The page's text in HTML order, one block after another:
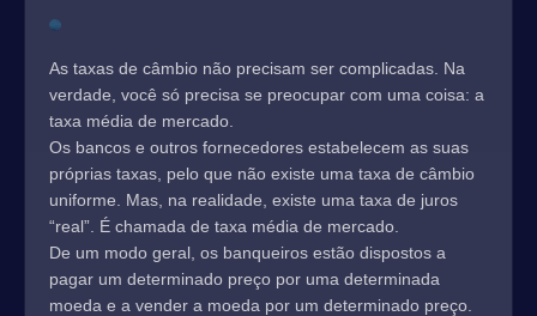
As taxas de câmbio não precisam ser complicadas. Na
verdade, você só precisa se preocupar com uma coisa: a
taxa média de mercado.
Os bancos e outros fornecedores estabelecem as suas
próprias taxas, pelo que não existe uma taxa de câmbio
uniforme. Mas, na realidade, existe uma taxa de juros
“real”. É chamada de taxa média de mercado.
De um modo geral, os banqueiros estão dispostos a
pagar um determinado preço por uma determinada
moeda e a vender a moeda por um determinado preço.